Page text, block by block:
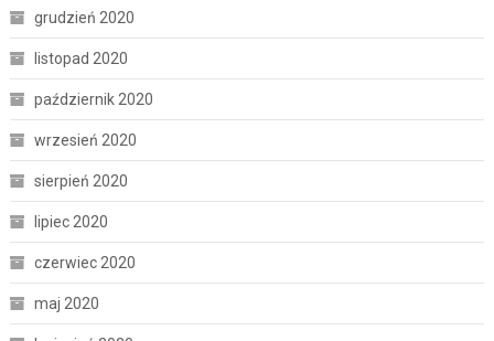
grudzień 2020
listopad 2020
październik 2020
wrzesień 2020
sierpień 2020
lipiec 2020
czerwiec 2020
maj 2020